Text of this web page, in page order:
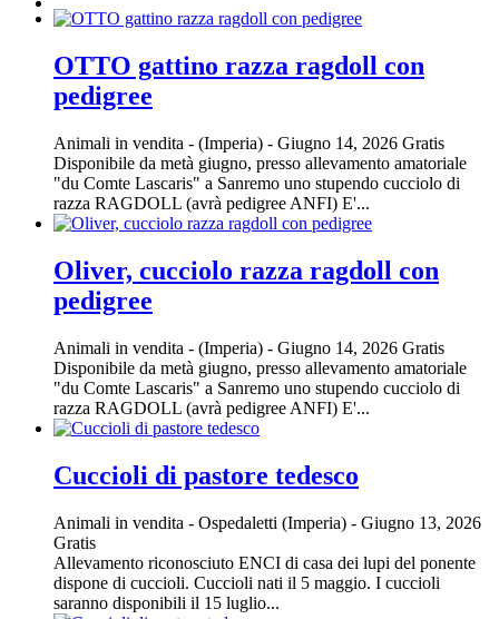
OTTO gattino razza ragdoll con
pedigree
Animali in vendita - (Imperia) - Giugno 14, 2026 Gratis
Disponibile da metà giugno, presso allevamento amatoriale
"du Comte Lascaris" a Sanremo uno stupendo cucciolo di
razza RAGDOLL (avrà pedigree ANFI) E'...
Oliver, cucciolo razza ragdoll con
pedigree
Animali in vendita - (Imperia) - Giugno 14, 2026 Gratis
Disponibile da metà giugno, presso allevamento amatoriale
"du Comte Lascaris" a Sanremo uno stupendo cucciolo di
razza RAGDOLL (avrà pedigree ANFI) E'...
Cuccioli di pastore tedesco
Animali in vendita - Ospedaletti (Imperia) - Giugno 13, 2026
Gratis
Allevamento riconosciuto ENCI di casa dei lupi del ponente
dispone di cuccioli. Cuccioli nati il 5 maggio. I cuccioli
saranno disponibili il 15 luglio...